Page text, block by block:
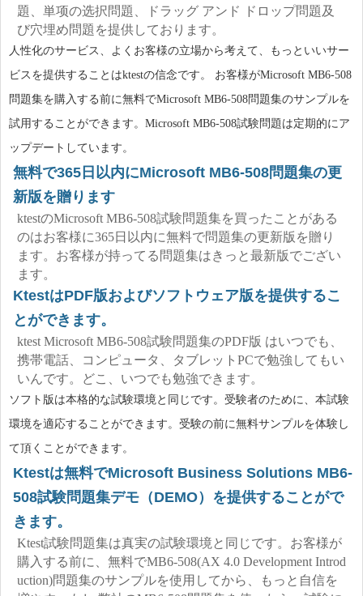
題、単项の选択問題、ドラッグ アンド ドロップ問題及
び穴埋め問題を提供しております。
人性化のサービス、よくお客様の立場から考えて、もっといいサー
ビスを提供することはktestの信念です。 お客様がMicrosoft MB6-508
問題集を購入する前に無料でMicrosoft MB6-508問題集のサンプルを
試用することができます。Microsoft MB6-508試験問題は定期的にア
ップデートしています。
無料で365日以内にMicrosoft MB6-508問題集の更
新版を贈ります
ktestのMicrosoft MB6-508試験問題集を買ったことがある
のはお客様に365日以内に無料で問題集の更新版を贈り
ます。お客様が持ってる問題集はきっと最新版でござい
ます。
KtestはPDF版およびソフトウェア版を提供するこ
とができます。
ktest Microsoft MB6-508試験問題集のPDF版 はいつでも、
携帯電話、コンピュータ、タブレットPCで勉強してもい
いんです。どこ、いつでも勉強できます。
ソフト版は本格的な試験環境と同じです。受験者のために、本試験
環境を適応することができます。受験の前に無料サンプルを体験し
て頂くことができます。
Ktestは無料でMicrosoft Business Solutions MB6-
508試験問題集デモ（DEMO）を提供することがで
きます。
Ktest試験問題集は真実の試験環境と同じです。お客様が
購入する前に、無料でMB6-508(AX 4.0 Development Introd
uction)問題集のサンプルを使用してから、もっと自信を